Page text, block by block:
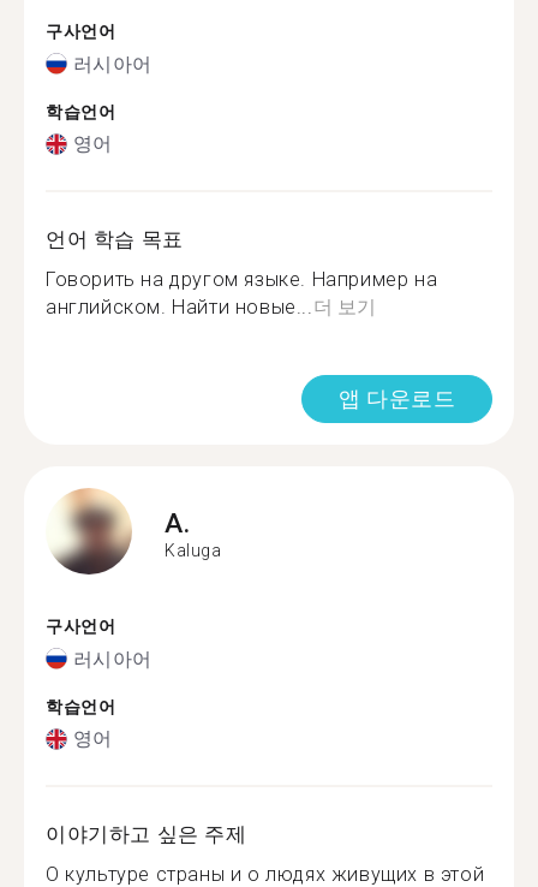
구사언어
러시아어
학습언어
영어
언어 학습 목표
Говорить на другом языке. Например на
английском. Найти новые...더 보기
앱 다운로드
A.
Kaluga
구사언어
러시아어
학습언어
영어
이야기하고 싶은 주제
О культуре страны и о людях живущих в этой